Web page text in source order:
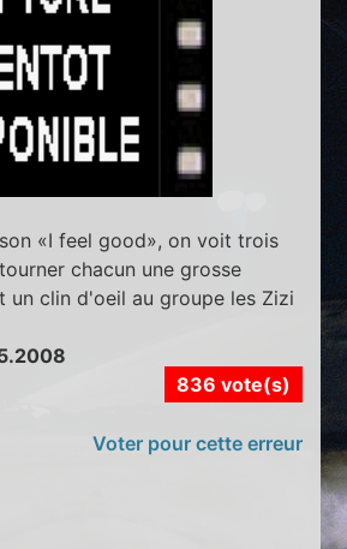
«I feel good», on voit trois
chacun une grosse
un clin d'oeil au groupe les Zizi
836 vote(s)
Voter pour cette erreur